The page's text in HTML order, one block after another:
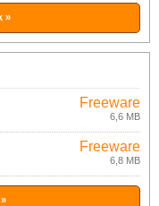
»
Freeware
6,6 MB
Freeware
6,8 MB